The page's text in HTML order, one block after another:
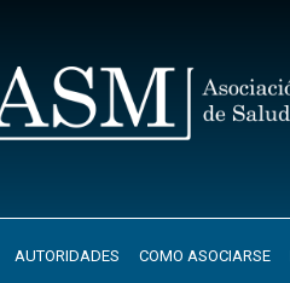
AUTORIDADES COMO ASOCIARSE